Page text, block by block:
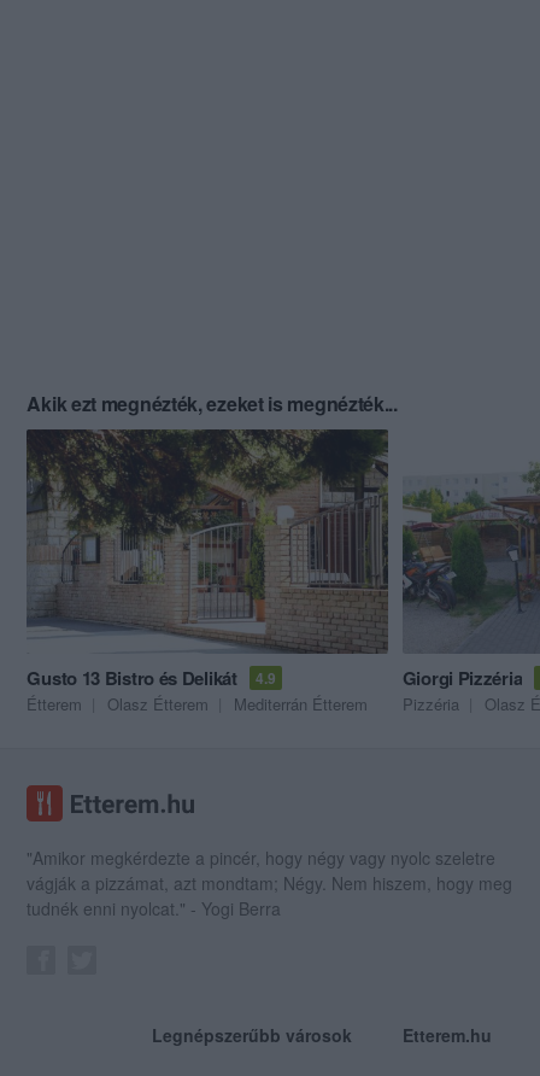
Akik ezt megnézték, ezeket is megnézték...
Gusto 13 Bistro és Delikát 4.9
Étterem Olasz Étterem Mediterrán Étterem
Giorgi Pizzéria
Pizzéria Olasz
"Amikor megkérdezte a pincér, hogy négy vagy nyolc szeletre
vágják a pizzámat, azt mondtam; Négy. Nem hiszem, hogy meg
tudnék enni nyolcat." - Yogi Berra
Legnépszerűbb városok Etterem.hu